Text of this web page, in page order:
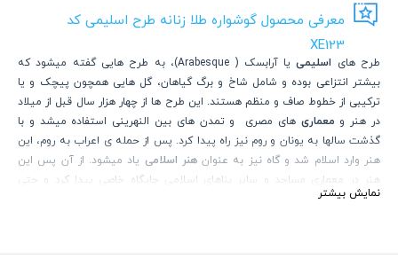
معرفی محصول گوشواره طلا زنانه طرح اسلیمی کد
XE123
طرح های اسلیمی
یا آرابسک ( Arabesque)، به طرح هایی گفته میشود که
بیشتر انتزاعی بوده و شامل شاخ و برگ گیاهان، گل هایی همچون پیچک و یا
ترکیبی از خطوط صاف و منظم هستند. این طرح ها از چهار هزار سال قبل از میلاد
در هنر و معماریهای مصری و تمدن های بین النهرینی استفاده میشد و با
گذشت سالها به یونان و روم نیز راه پیدا کرد. پس از حمله ی اعراب به روم، این
هنر وارد اسلام شد و گاه نیز به عنوانهنر اسلامی یاد میشود. از آن پس این
هنر در معماری مساجد و سایر بناهای اسلامی جایگاه خاصی پیدا کرد و حتی
امروزه نیز در بسیاری از صنایع مدرن نیز از این طرح استفاده میشود.
سبک تولید شده که از طریق لینک زیر قابل مشاهده و خریداری می باشند.
نمایش بیشتر